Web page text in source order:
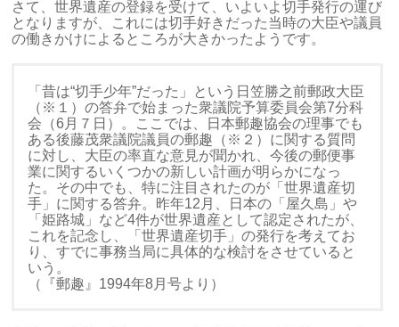
さて、世界遺産の登録を受けて、いよいよ切手発行の運び
となりますが、これには切手好きだった当時の大臣や議員
の働きかけによるところが大きかったようです。
「昔は“切手少年”だった」という日笠勝之前郵政大臣
（※１）の答弁で始まった衆議院予算委員会第7分科
会（6月７日）。ここでは、日本郵趣協会の理事でも
ある後藤茂衆議院議員の郵趣（※２）に関する質問
に対し、大臣の率直な意見が聞かれ、今後の郵便事
業に関するいくつかの新しい計画が明らかになっ
た。その中でも、特に注目されたのが「世界遺産切
手」に関する答弁。昨年12月、日本の「屋久島」や
「姫路城」など4件が世界遺産として認定されたが、
これを記念し、「世界遺産切手」の発行を考えてお
り、すでに事務当局に具体的な検討をさせていると
いう。
（『郵趣』1994年8月号より）